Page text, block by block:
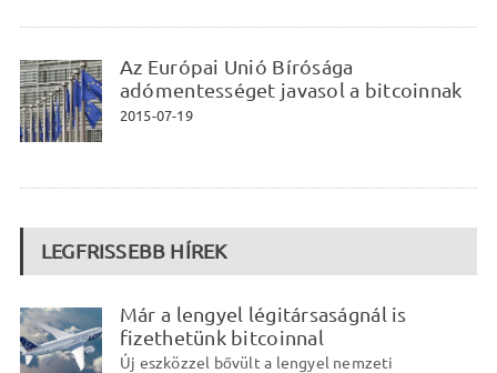
Az Európai Unió Bírósága
adómentességet javasol a bitcoinnak
2015-07-19
LEGFRISSEBB HÍREK
Már a lengyel légitársaságnál is
fizethetünk bitcoinnal
Új eszközzel bővült a lengyel nemzeti